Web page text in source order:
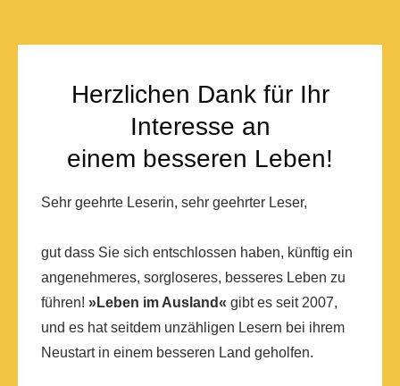
Herzlichen Dank für Ihr
Interesse an
einem besseren Leben!
Sehr geehrte Leserin, sehr geehrter Leser,
gut dass Sie sich entschlossen haben, künftig ein
angenehmeres, sorgloseres, besseres Leben zu
führen! »Leben im Ausland« gibt es seit 2007,
und es hat seitdem unzähligen Lesern bei ihrem
Neustart in einem besseren Land geholfen.